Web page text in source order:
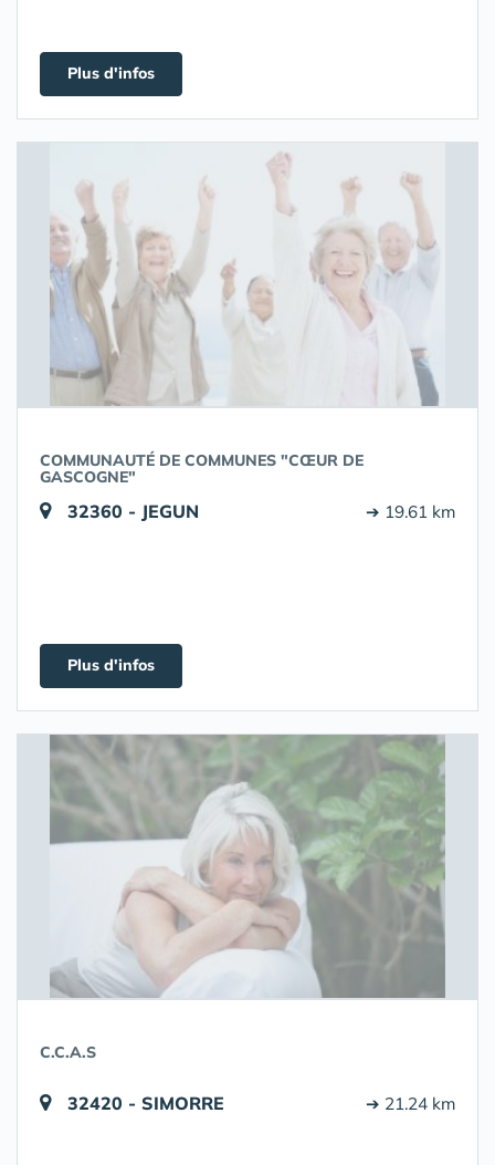
Plus d'infos
COMMUNAUTÉ DE COMMUNES "CŒUR DE
GASCOGNE"
32360 - JEGUN ➔ 19.61 km
Plus d'infos
C.C.A.S
32420 - SIMORRE ➔ 21.24 km